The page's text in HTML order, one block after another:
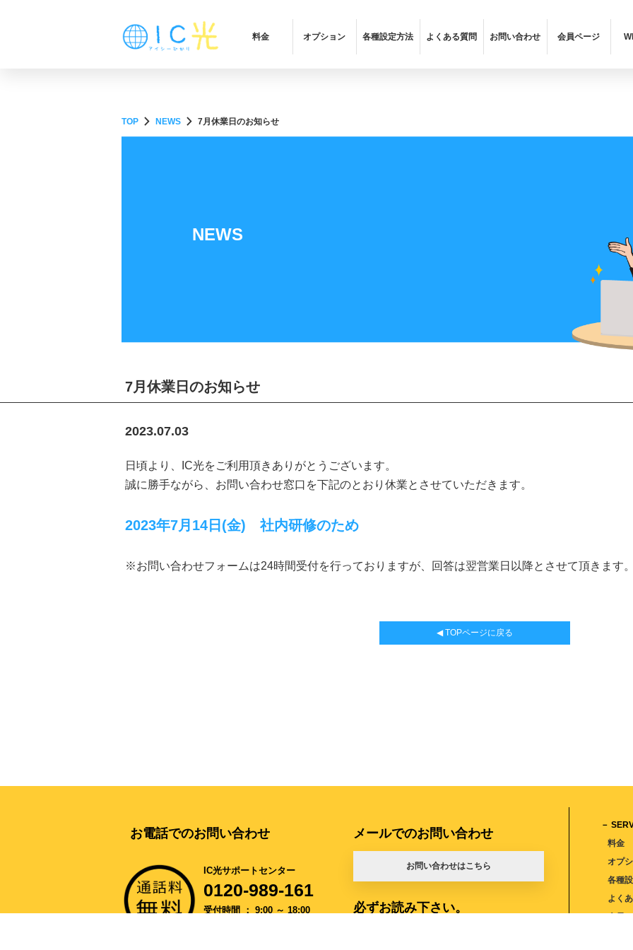
料金 オプション 各種設定方法 よくある質問 お問い合わせ 会員ページ
TOP chevron_right NEWS chevron_right 7月休業日のお知らせ
NEWS
7月休業日のお知らせ
2023.07.03
日頃より、IC光をご利用頂きありがとうございます。
誠に勝手ながら、お問い合わせ窓口を下記のとおり休業とさせていただきます。
2023年7月14日(金) 社内研修のため
※お問い合わせフォームは24時間受付を行っておりますが、回答は翌営業日以降とさせて頂きます
◀ TOPページに戻る
お電話でのお問い合わせ
IC光サポートセンター
0120-989-161
受付時間 ： 9:00 ～ 18:00
メールでのお問い合わせ
お問い合わせはこちら
必ずお読み下さい。
－
料金
オプ
各種
よく